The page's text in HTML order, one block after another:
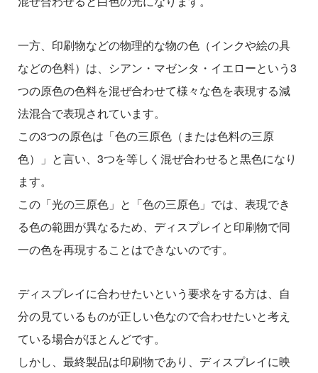
一方、印刷物などの物理的な物の色（インクや絵の具
などの色料）は、シアン・マゼンタ・イエローという3
つの原色の色料を混ぜ合わせて様々な色を表現する減
法混合で表現されています。
この3つの原色は「色の三原色（または色料の三原
色）」と言い、3つを等しく混ぜ合わせると黒色になり
ます。
この「光の三原色」と「色の三原色」では、表現でき
る色の範囲が異なるため、ディスプレイと印刷物で同
一の色を再現することはできないのです。
ディスプレイに合わせたいという要求をする方は、自
分の見ているものが正しい色なので合わせたいと考え
ている場合がほとんどです。
しかし、最終製品は印刷物であり、ディスプレイに映